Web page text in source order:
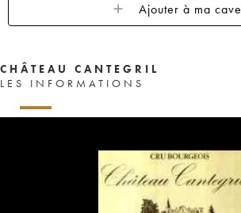
Ajouter à ma cave
CHÂTEAU CANTEGRIL
LES INFORMATIONS